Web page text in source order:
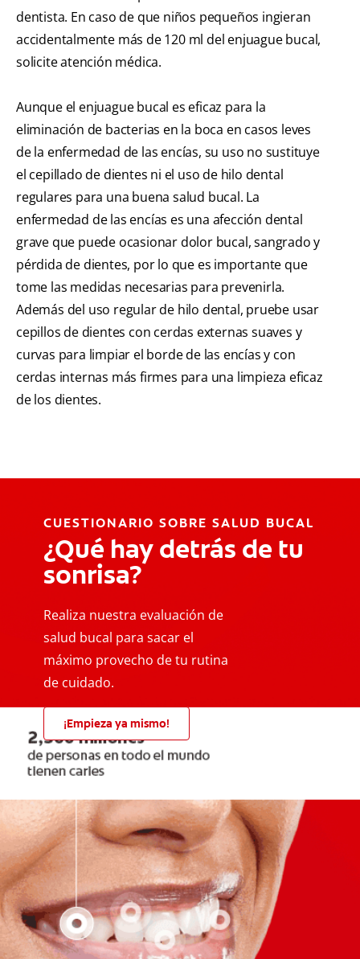
dentista. En caso de que niños pequeños ingieran
accidentalmente más de 120 ml del enjuague bucal,
solicite atención médica.
Aunque el enjuague bucal es eficaz para la
eliminación de bacterias en la boca en casos leves
de la enfermedad de las encías, su uso no sustituye
el cepillado de dientes ni el uso de hilo dental
regulares para una buena salud bucal. La
enfermedad de las encías es una afección dental
grave que puede ocasionar dolor bucal, sangrado y
pérdida de dientes, por lo que es importante que
tome las medidas necesarias para prevenirla.
Además del uso regular de hilo dental, pruebe usar
cepillos de dientes con cerdas externas suaves y
curvas para limpiar el borde de las encías y con
cerdas internas más firmes para una limpieza eficaz
de los dientes.
CUESTIONARIO SOBRE SALUD BUCAL
¿Qué hay detrás de tu
sonrisa?
Realiza nuestra evaluación de
salud bucal para sacar el
máximo provecho de tu rutina
de cuidado.
¡Empieza ya mismo!